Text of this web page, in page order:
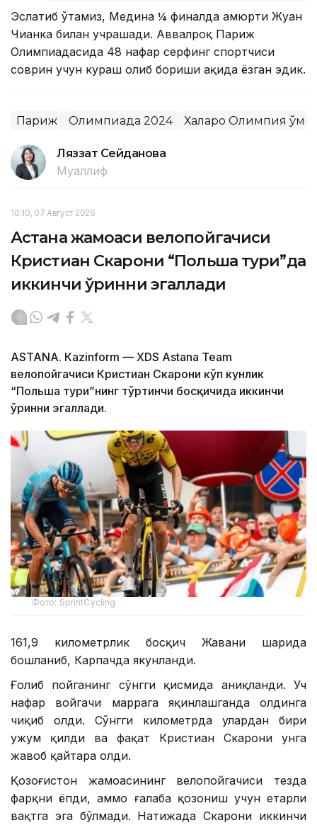
Эслатиб ўтамиз, Медина ¼ финалда ҳамюрти Жуан
Чианка билан учрашади. Аввалроқ Париж
Олимпиадасида 48 нафар серфинг спортчиси
соврин учун кураш олиб бориши ҳақида ёзган эдик.
Париж Олимпиада 2024 Халқаро Олимпия
Ляззат Сейданова
Муаллиф
10:10, 07 Август 2026
Астана жамоаси велопойгачиси
Кристиан Скарони “Польша тури”да
иккинчи ўринни эгаллади
ASTANА. Кazinform — XDS Astana Team
велопойгачиси Кристиан Скарони кўп кунлик
“Польша тури”нинг тўртинчи босқичида иккинчи
ўринни эгаллади.
Фото: SprintCycling
161,9 километрлик босқич Жавани шаҳрида
бошланиб, Карпачда якунланди.
Ғолиб пойганинг сўнгги қисмида аниқланди. Уч
нафар войгачи маррага яқинлашганда олдинга
чиқиб олди. Сўнгги километрда улардан бири
ҳужум қилди ва фақат Кристиан Скарони унга
жавоб қайтара олди.
Қозоғистон жамоасининг велопойгачиси тезда
фарқни ёпди, аммо ғалаба қозониш учун етарли
вақтга эга бўлмади. Натижада Скарони иккинчи